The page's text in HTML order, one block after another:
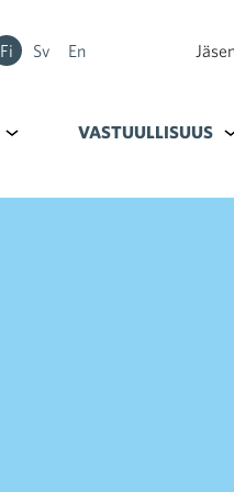
Fi Sv En
Alavalikko kohteelle Tavoitteet
VASTUULLISUUS